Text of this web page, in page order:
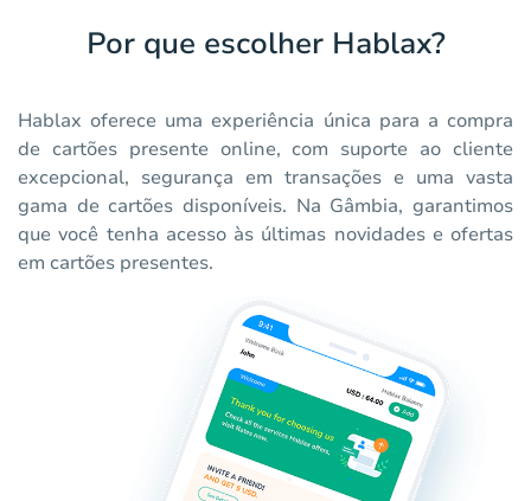
Por que escolher Hablax?
Hablax oferece uma experiência única para a compra
de cartões presente online, com suporte ao cliente
excepcional, segurança em transações e uma vasta
gama de cartões disponíveis. Na Gâmbia, garantimos
que você tenha acesso às últimas novidades e ofertas
em cartões presentes.